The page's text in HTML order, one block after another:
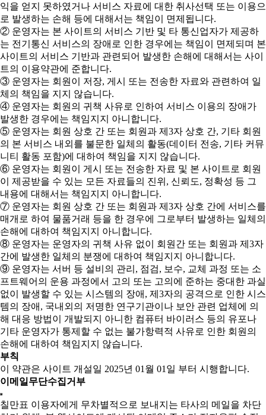
익을 얻지 못하였거나 서비스 자료에 대한 취사선택 또는 이용으
로 발생하는 손해 등에 대해서는 책임이 면제됩니다.
② 운영자는 본 사이트의 서비스 기반 및 타 통신업자가 제공하
는 전기통신 서비스의 장애로 인한 경우에는 책임이 면제되며 본
사이트의 서비스 기반과 관련되어 발생한 손해에 대해서는 사이
트의 이용약관에 준합니다.
③ 운영자는 회원이 저장, 게시 또는 전송한 자료와 관련하여 일
체의 책임을 지지 않습니다.
④ 운영자는 회원의 귀책 사유로 인하여 서비스 이용의 장애가
발생한 경우에는 책임지지 아니합니다.
⑤ 운영자는 회원 상호 간 또는 회원과 제3자 상호 간, 기타 회원
의 본 서비스 내외를 불문한 일체의 활동(데이터 전송, 기타 커뮤
니티 활동 포함)에 대하여 책임을 지지 않습니다.
⑥ 운영자는 회원이 게시 또는 전송한 자료 및 본 사이트로 회원
이 제공받을 수 있는 모든 자료들의 진위, 신뢰도, 정확성 등 그
내용에 대해서는 책임지지 아니합니다.
⑦ 운영자는 회원 상호 간 또는 회원과 제3자 상호 간에 서비스를
매개로 하여 물품거래 등을 한 경우에 그로부터 발생하는 일체의
손해에 대하여 책임지지 아니합니다.
⑧ 운영자는 운영자의 귀책 사유 없이 회원간 또는 회원과 제3자
간에 발생한 일체의 분쟁에 대하여 책임지지 아니합니다.
⑨ 운영자는 서버 등 설비의 관리, 점검, 보수, 교체 과정 또는 소
프트웨어의 운용 과정에서 고의 또는 고의에 준하는 중대한 과실
없이 발생할 수 있는 시스템의 장애, 제3자의 공격으로 인한 시스
템의 장애, 국내외의 저명한 연구기관이나 보안 관련 업체에 의
해 대응 방법이 개발되지 아니한 컴퓨터 바이러스 등의 유포나
기타 운영자가 통제할 수 없는 불가항력적 사유로 인한 회원의
손해에 대하여 책임지지 않습니다.
부칙
이 약관은 사이트 개설일 2025년 01월 01일 부터 시행합니다.
이메일무단수집거부
칠만표 이용자에게 무차별적으로 보내지는 타사의 메일을 차단